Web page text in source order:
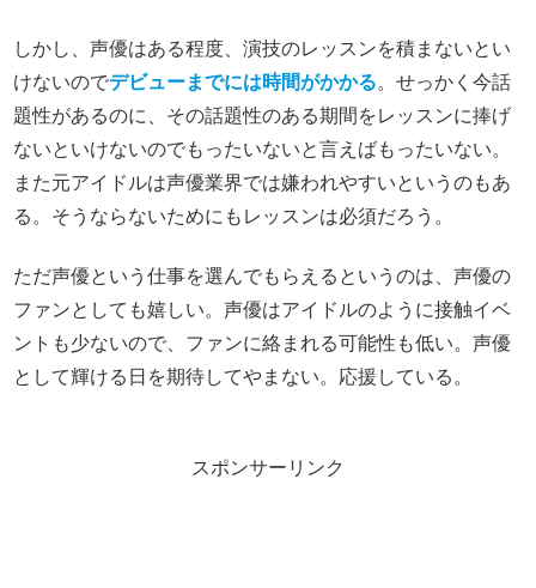
しかし、声優はある程度、演技のレッスンを積まないとい
けないのでデビューまでには時間がかかる。せっかく今話
題性があるのに、その話題性のある期間をレッスンに捧げ
ないといけないのでもったいないと言えばもったいない。
また元アイドルは声優業界では嫌われやすいというのもあ
る。そうならないためにもレッスンは必須だろう。
ただ声優という仕事を選んでもらえるというのは、声優の
ファンとしても嬉しい。声優はアイドルのように接触イベ
ントも少ないので、ファンに絡まれる可能性も低い。声優
として輝ける日を期待してやまない。応援している。
スポンサーリンク